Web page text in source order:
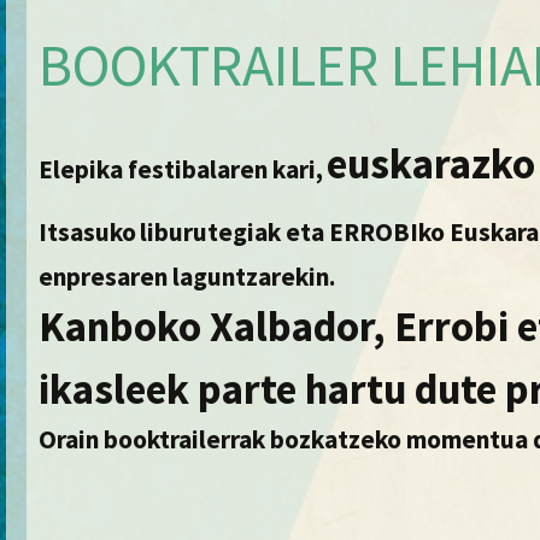
BOOKTRAILER
Elepika festibalaren kari,
Itsasukoliburutegiak eta ERROBIko
enpresaren laguntzarekin.
Kanboko Xalbador, Errobi
ikasleek parte hartu dute
Orain booktrailerrak bozkatzeko momentua